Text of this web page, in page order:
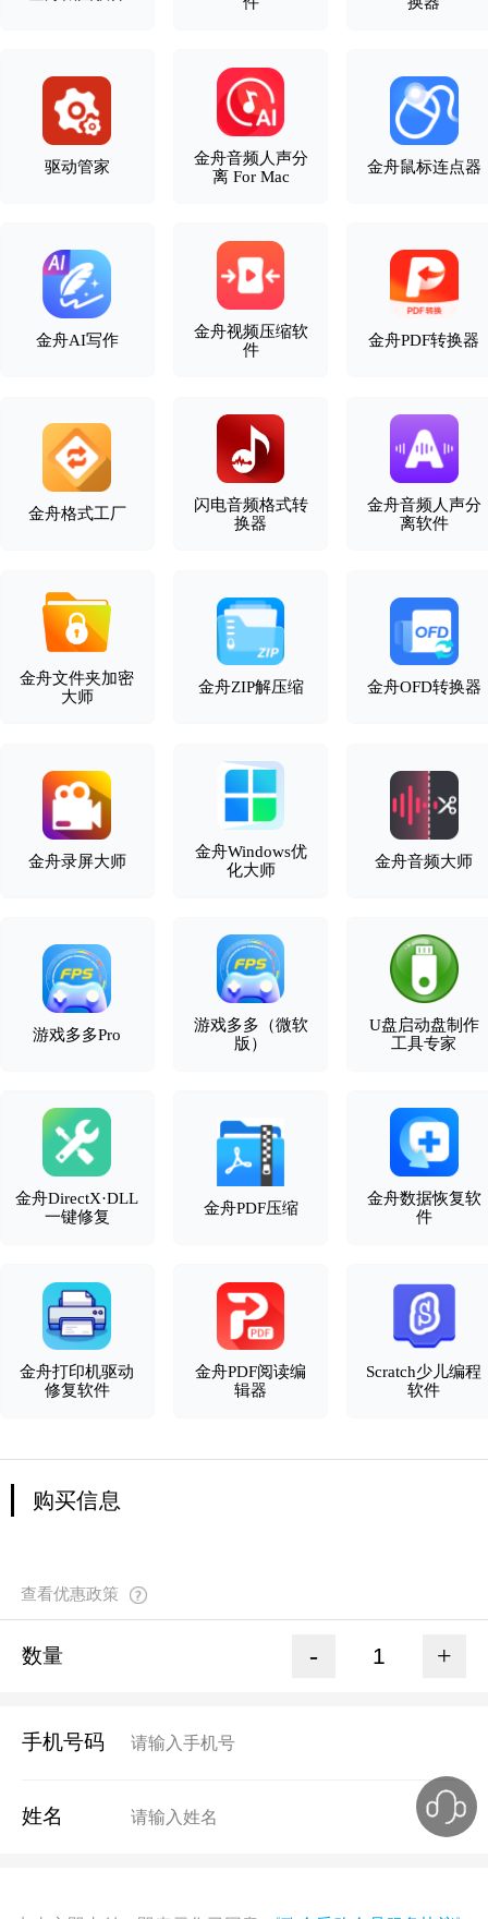
驱动管家
金舟音频人声分
离 For Mac
金舟鼠标连点器
金舟AI写作
金舟视频压缩软
件
金舟PDF转换器
金舟格式工厂
闪电音频格式转
换器
金舟音频人声分
离软件
金舟文件夹加密
大师
金舟ZIP解压缩 金舟OFD转换器
金舟录屏大师
金舟Windows优
化大师
金舟音频大师
游戏多多Pro
游戏多多（微软
版）
U盘启动盘制作
工具专家
金舟DirectX·DLL
一键修复
金舟PDF压缩
金舟数据恢复软
件
金舟打印机驱动
修复软件
金舟PDF阅读编
辑器
Scratch少儿编程
软件
购买信息
查看优惠政策
数量 - +
手机号码
姓名